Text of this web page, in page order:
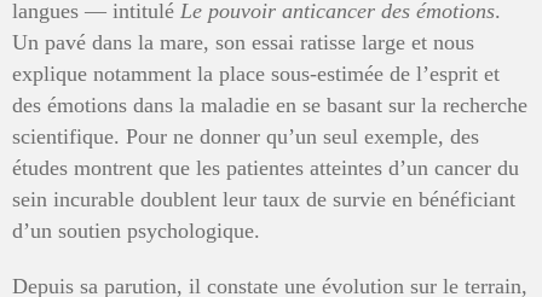
langues — intitulé Le pouvoir anticancer des émotions.
Un pavé dans la mare, son essai ratisse large et nous
explique notamment la place sous-estimée de l’esprit et
des émotions dans la maladie en se basant sur la recherche
scientifique. Pour ne donner qu’un seul exemple, des
études montrent que les patientes atteintes d’un cancer du
sein incurable doublent leur taux de survie en bénéficiant
d’un soutien psychologique.
Depuis sa parution, il constate une évolution sur le terrain,